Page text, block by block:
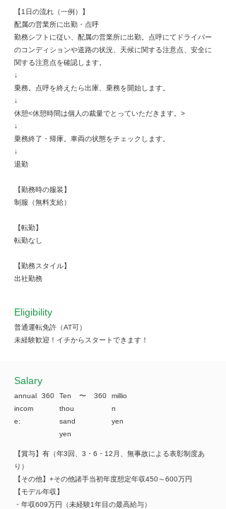
【1日の流れ（一例）】
配属の営業所に出勤・点呼
勤務シフトに従い、配属の営業所に出勤。点呼にてドライバー
のコンディションや道路の状況、天候に関する注意点、安全に
関する注意点を確認します。
↓
乗務。点呼を終えたら出庫、乗務を開始します。
↓
休憩<休憩時間は個人の裁量でとっていただきます。>
↓
乗務終了・帰庫。車両の状態をチェックします。
↓
退勤
【勤務時の服装】
制服（無料支給）
【転勤】
転勤なし
【勤務スタイル】
出社勤務
Eligibility
普通運転免許（AT可）
未経験歓迎！イチからスタートできます！
​Salary
annual
incom
e:
360
Ten
thou
sand
yen
​〜 360
millio
n
yen
【賞与】有（年3回、3・6・12月、無事故による表彰制度あ
り）
【その他】+その他諸手当初年度想定年収450～600万円
【モデル年収】
・年収609万円（未経験1年目の最高給与）